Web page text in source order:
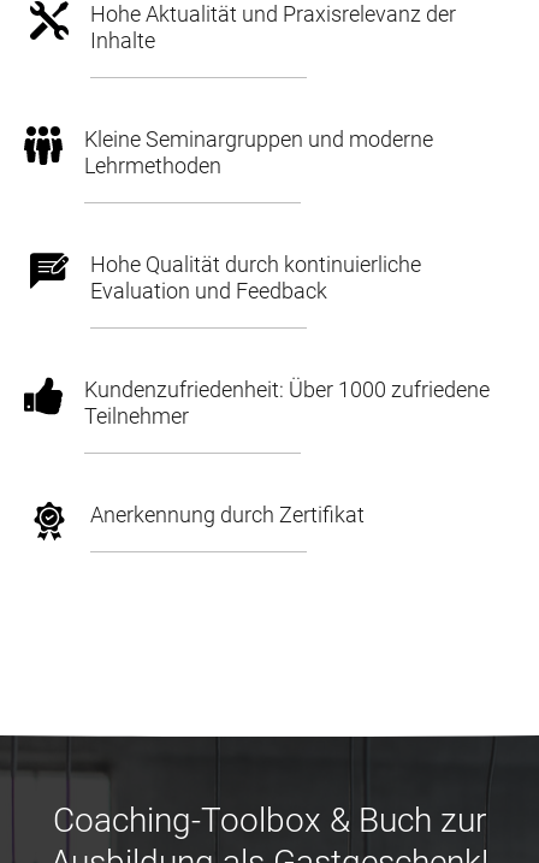
Hohe Aktualität und Praxisrelevanz der
Inhalte
Kleine Seminargruppen und moderne
Lehrmethoden
Hohe Qualität durch kontinuierliche
Evaluation und Feedback
Kundenzufriedenheit: Über 1000 zufriedene
Teilnehmer
Anerkennung durch Zertifikat
Coaching-Toolbox & Buch zur